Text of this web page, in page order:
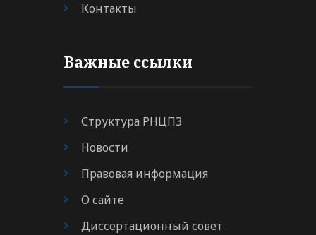
Контакты
Важные ссылки
Структура РНЦПЗ
Новости
Правовая информация
О сайте
Диссертационный совет